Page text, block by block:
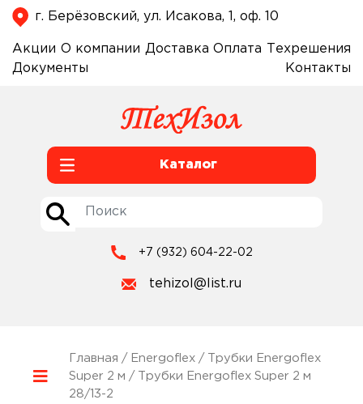
г. Берёзовский, ул. Исакова, 1, оф. 10
Акции О компании Доставка Оплата
Техрешения
Документы
Контакты
Каталог
+7 (932) 604-22-02
tehizol@list.ru
Главная / Energoflex/
Трубки Energoflex
Super 2 м / Трубки Energoflex Super 2 м
28/13-2